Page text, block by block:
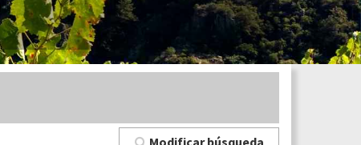
Modificar búsqueda